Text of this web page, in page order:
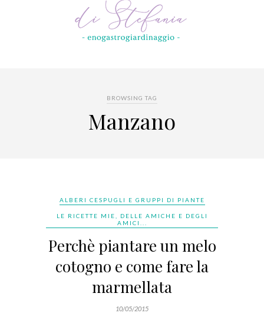
BROWSING TAG
Manzano
ALBERI CESPUGLI E GRUPPI DI PIANTE
LE RICETTE MIE, DELLE AMICHE E DEGLI
AMICI...
Perchè piantare un melo
cotogno e come fare la
marmellata
10/05/2015